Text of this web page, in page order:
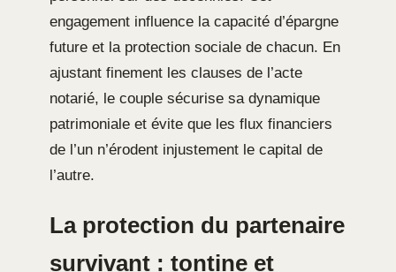
engagement influence la capacité d’épargne
future et la protection sociale de chacun. En
ajustant finement les clauses de l’acte
notarié, le couple sécurise sa dynamique
patrimoniale et évite que les flux financiers
de l’un n’érodent injustement le capital de
l’autre.
La protection du partenaire
survivant : tontine et